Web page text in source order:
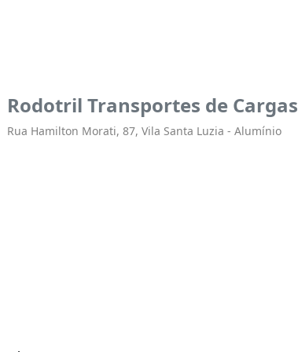
Rodotril Transportes de Cargas
Rua Hamilton Morati, 87, Vila Santa Luzia - Alumínio